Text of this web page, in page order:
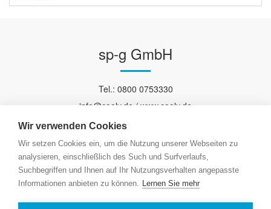
sp-g GmbH
Tel.: 0800 0753330
info@cooly.de / www.cooly.de
AGB / Widerrufsrecht
Impressum / Datenschutz / Newsletter
Wir verwenden Cookies
Wir setzen Cookies ein, um die Nutzung unserer Webseiten zu
analysieren, einschließlich des Such und Surfverlaufs,
Suchbegriffen und Ihnen auf Ihr Nutzungsverhalten angepasste
Informationen anbieten zu können. Lernen Sie mehr